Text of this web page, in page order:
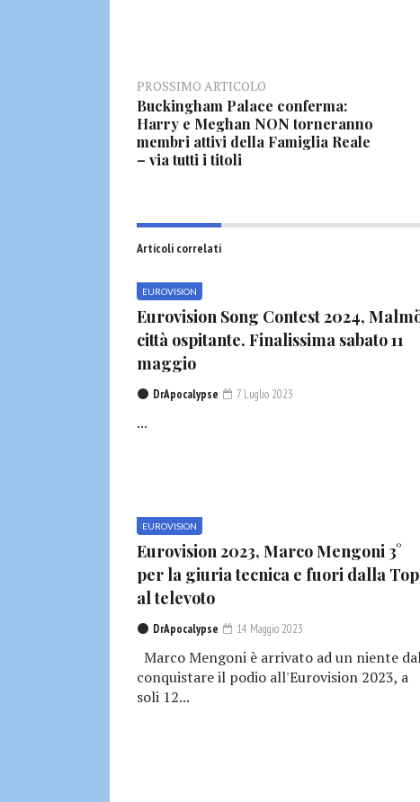
PROSSIMO ARTICOLO
Buckingham Palace conferma:
Harry e Meghan NON torneranno
membri attivi della Famiglia Reale
– via tutti i titoli
Articoli correlati
EUROVISION
Eurovision Song Contest 2024,
città ospitante. Finalissima sabato 11
maggio
DrApocalypse 7 Luglio 2023
...
EUROVISION
Eurovision 2023, Marco Mengoni 3°
per la giuria tecnica e fuori dalla
al televoto
DrApocalypse 14 Maggio 2023
Marco Mengoni è arrivato ad un niente
conquistare il podio all'Eurovision 2023, a
soli 12...